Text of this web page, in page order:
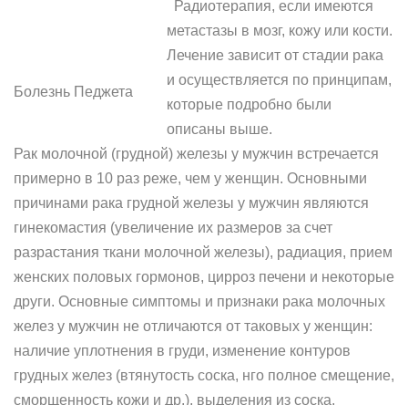
Радиотерапия, если имеются
метастазы в мозг, кожу или кости.
Болезнь Педжета
Лечение зависит от стадии рака
и осуществляется по принципам,
которые подробно были
описаны выше.
Рак молочной (грудной) железы у мужчин встречается
примерно в 10 раз реже, чем у женщин. Основными
причинами рака грудной железы у мужчин являются
гинекомастия (увеличение их размеров за счет
разрастания ткани молочной железы), радиация, прием
женских половых гормонов, цирроз печени и некоторые
други. Основные симптомы и признаки рака молочных
желез у мужчин не отличаются от таковых у женщин:
наличие уплотнения в груди, изменение контуров
грудных желез (втянутость соска, нго полное смещение,
сморщенность кожи и др.), выделения из соска,